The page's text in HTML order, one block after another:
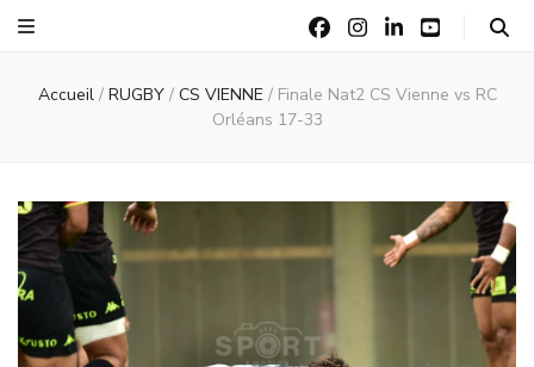
&Motion
Accueil / RUGBY / CS VIENNE / Finale Nat2 CS Vienne vs RC
Orléans 17-33